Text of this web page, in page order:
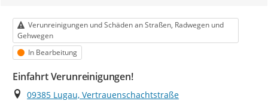
Kategorie
Verunreinigungen und Schäden an Straßen, Radwegen und
Gehwegen
Status
In Bearbeitung
Einfahrt Verunreinigungen!
Ort
09385 Lugau, Vertrauenschachtstraße